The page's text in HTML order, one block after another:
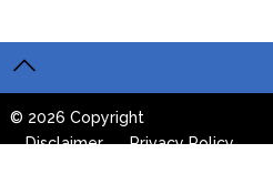
© 2026 Copyright
Disclaimer Privacy Policy